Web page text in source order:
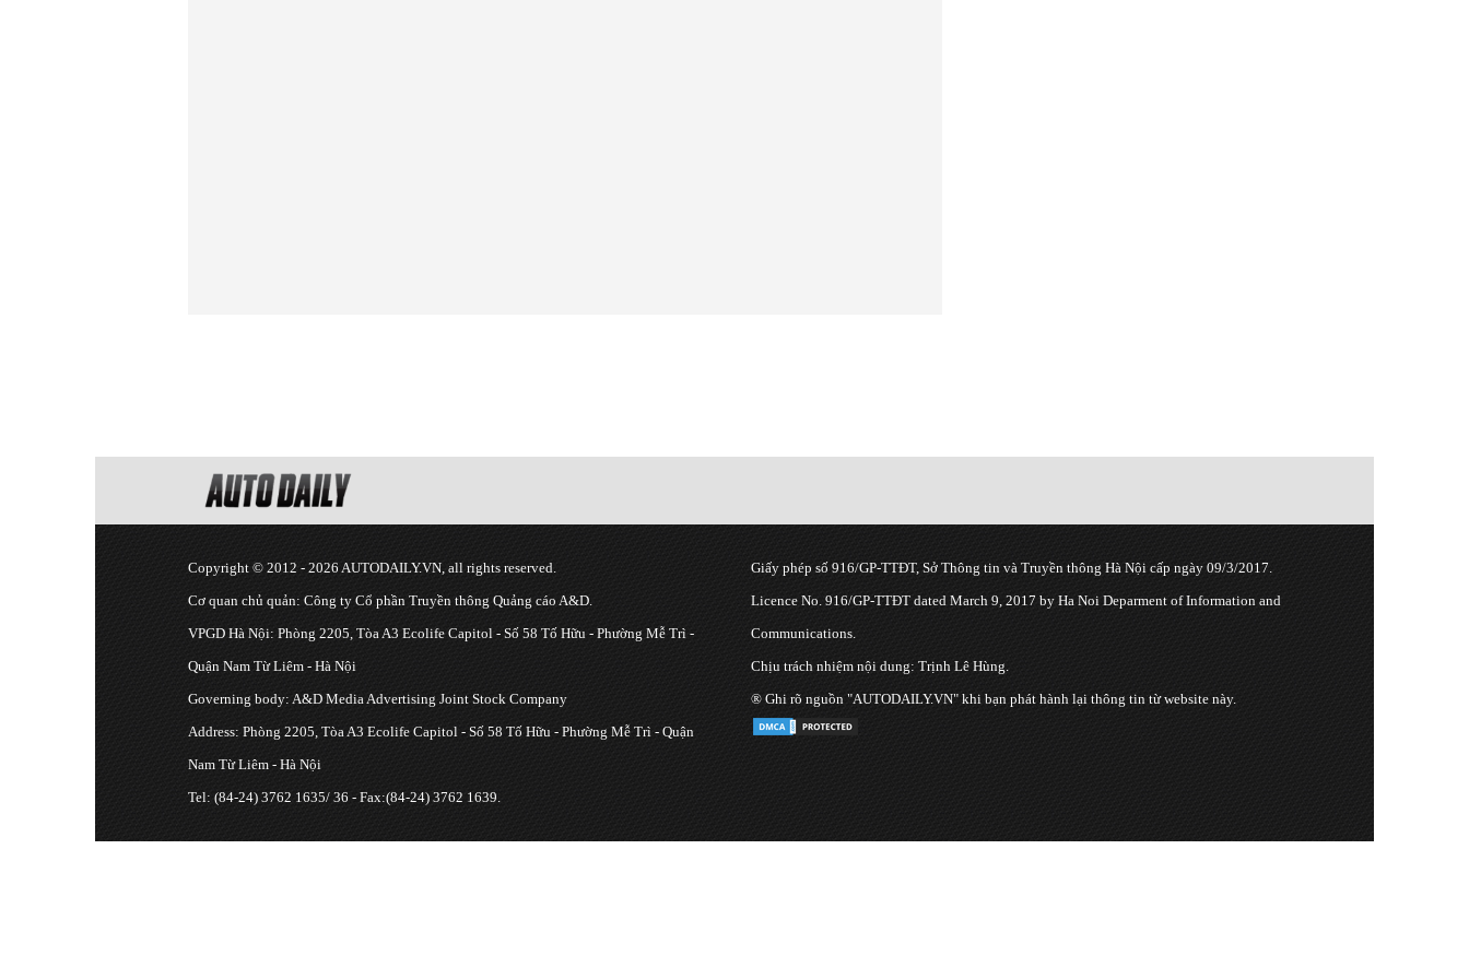
Copyright © 2012 - 2026 AUTODAILY.VN, all rights reserved.
Cơ quan chủ quản: Công ty Cổ phần Truyền thông Quảng cáo A&D.
VPGD Hà Nội: Phòng 2205, Tòa A3 Ecolife Capitol - Số 58 Tố Hữu - Phường Mễ Trì -
Quận Nam Từ Liêm - Hà Nội
Governing body: A&D Media Advertising Joint Stock Company
Address: Phòng 2205, Tòa A3 Ecolife Capitol - Số 58 Tố Hữu - Phường Mễ Trì - Quận
Nam Từ Liêm - Hà Nội
Tel: (84-24) 3762 1635/ 36 - Fax:(84-24) 3762 1639.
Giấy phép số 916/GP-TTĐT, Sở Thông tin và Truyền thông Hà Nội cấp ngày 09/3/2017.
Licence No. 916/GP-TTĐT dated March 9, 2017 by Ha Noi Deparment of Information and
Communications.
Chịu trách nhiệm nội dung: Trịnh Lê Hùng.
® Ghi rõ nguồn "AUTODAILY.VN" khi bạn phát hành lại thông tin từ website này.